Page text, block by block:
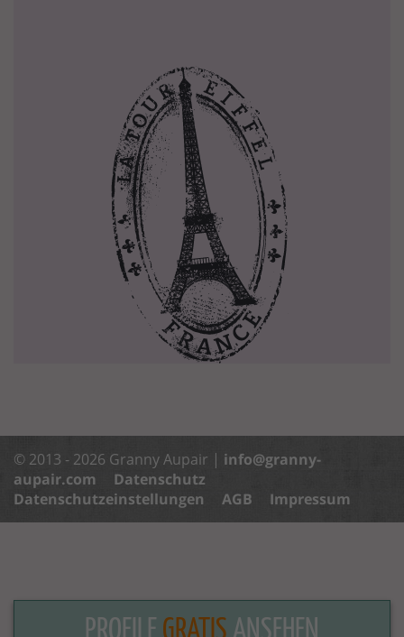
© 2013 - 2026 Granny Aupair | info@granny-
aupair.com
Datenschutz
Datenschutzeinstellungen
AGB Impressum